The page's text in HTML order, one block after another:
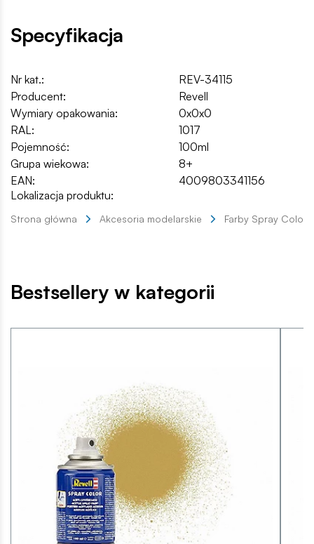
Specyfikacja
Nr kat.:
REV-34115
Producent:
Revell
Wymiary opakowania:
0x0x0
RAL:
1017
Pojemność:
100ml
Grupa wiekowa:
8+
EAN:
4009803341156
Lokalizacja produktu:
Strona główna Akcesoria modelarskie Farby Spray Color
Bestsellery w kategorii